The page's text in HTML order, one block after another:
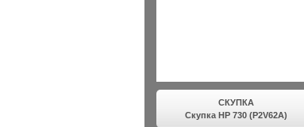
СКУПКА
Скупка HP 730 (P2V62A)